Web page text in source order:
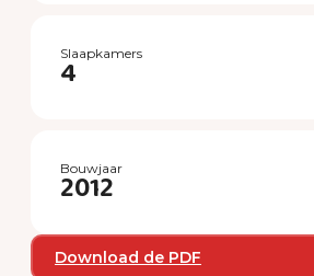
Slaapkamers
4
Bouwjaar
2012
Download de PDF